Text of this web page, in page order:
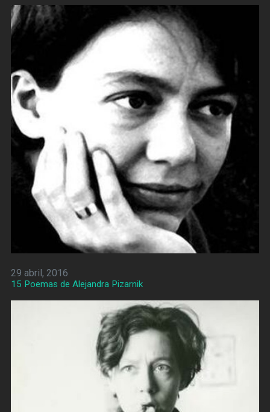
29 abril, 2016
15 Poemas de Alejandra Pizarnik